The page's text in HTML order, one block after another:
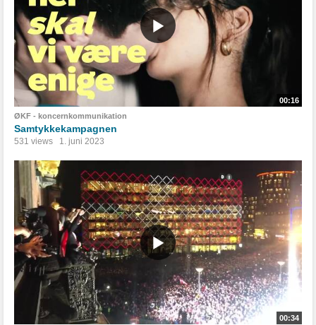
00:16
ØKF - koncernkommunikation
Samtykkekampagnen
531 views 1. juni 2023
00:34